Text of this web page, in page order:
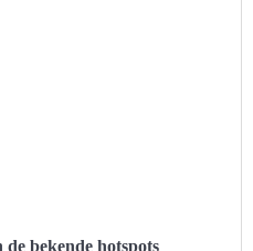
bekende hotspots